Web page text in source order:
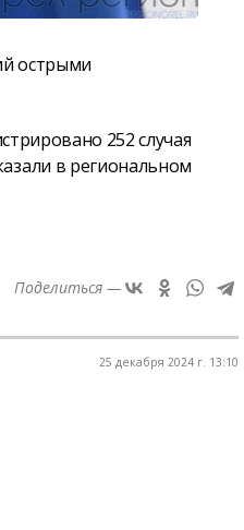
острыми
252 случая
в региональном
Поделиться —
25 декабря 2024 г. 13:10